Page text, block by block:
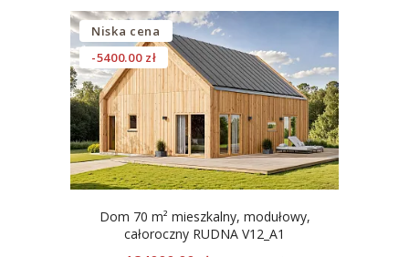
Niska cena
-5400.00 zł
Dom 70 m² mieszkalny, modułowy,
całoroczny RUDNA V12_A1